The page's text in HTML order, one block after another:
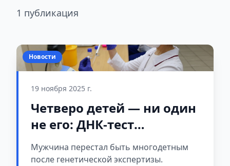
1 публикация
Новости
19 ноября 2025 г.
Четверо детей — ни один
не его: ДНК-тест
шокировал жителя
Брестской области
Мужчина перестал быть многодетным
после генетической экспертизы.